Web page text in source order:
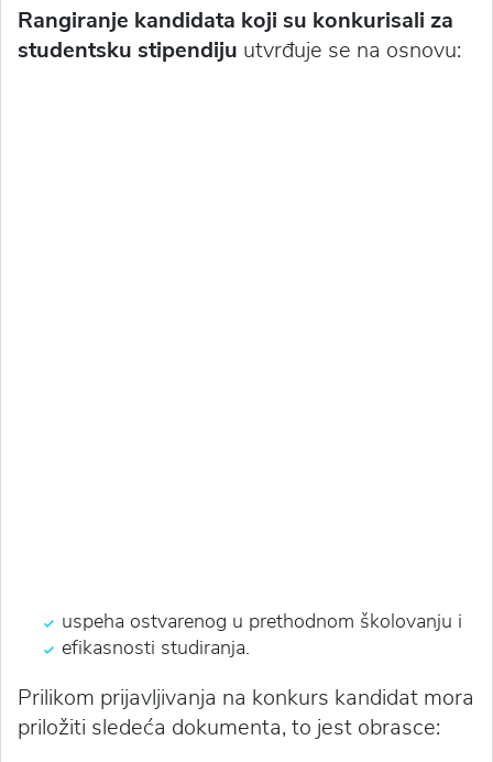
Rangiranje kandidata koji su konkurisali za
studentsku stipendiju utvrđuje se na osnovu:
uspeha ostvarenog u prethodnom školovanju i
efikasnosti studiranja.
Prilikom prijavljivanja na konkurs kandidat mora
priložiti sledeća dokumenta, to jest obrasce: